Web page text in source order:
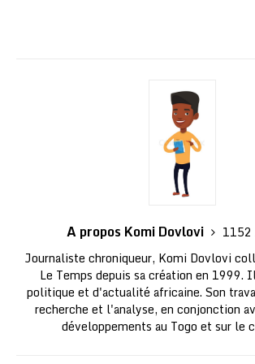
A propos Komi Dovlovi
Journaliste chroniqueur, Komi Dovlovi
Le Temps depuis sa création en 1999.
politique et d'actualité africaine. Son
recherche et l'analyse, en conjonction
développements au Togo et sur le